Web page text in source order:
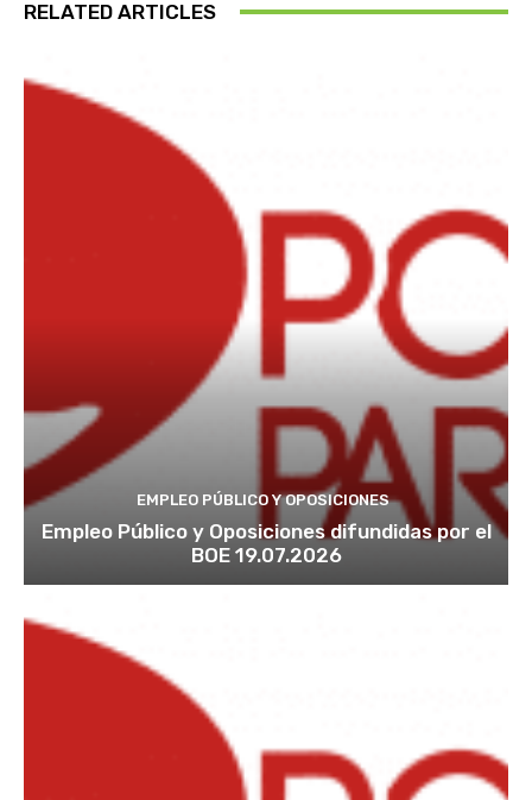
RELATED ARTICLES
EMPLEO PÚBLICO Y OPOSICIONES
Empleo Público y Oposiciones difundidas por el
BOE 19.07.2026